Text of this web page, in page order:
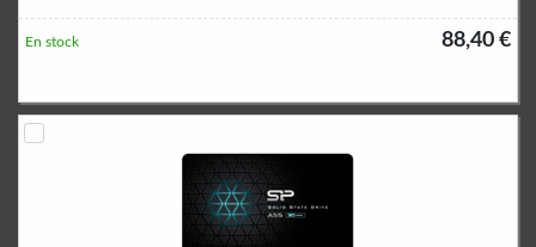
88,40 €
En stock